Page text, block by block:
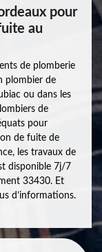
pour
au
de plomberie
plombier de
ou dans les
de
pour
de fuite de
les travaux de
disponible 7j/7
33430. Et
d’informations.